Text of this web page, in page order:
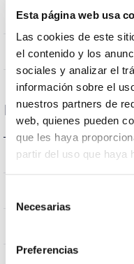
Esta página web usa
Las cookies de este
el contenido y los
sociales y analizar el
información sobre el
nuestros partners de
web, quienes pueden
que les haya
partir del uso que haya
Necesarias
Preferencias
Facteur de
Atténuation
Dimensions et
Dimensions